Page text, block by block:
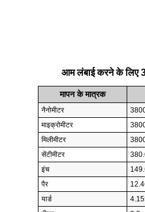
आम लंबाई करने के लिए
मापन के मात्रक
नैनोमीटर
माइक्रोमीटर
मिलीमीटर
सेंटीमीटर
इंच
पैर
यार्ड